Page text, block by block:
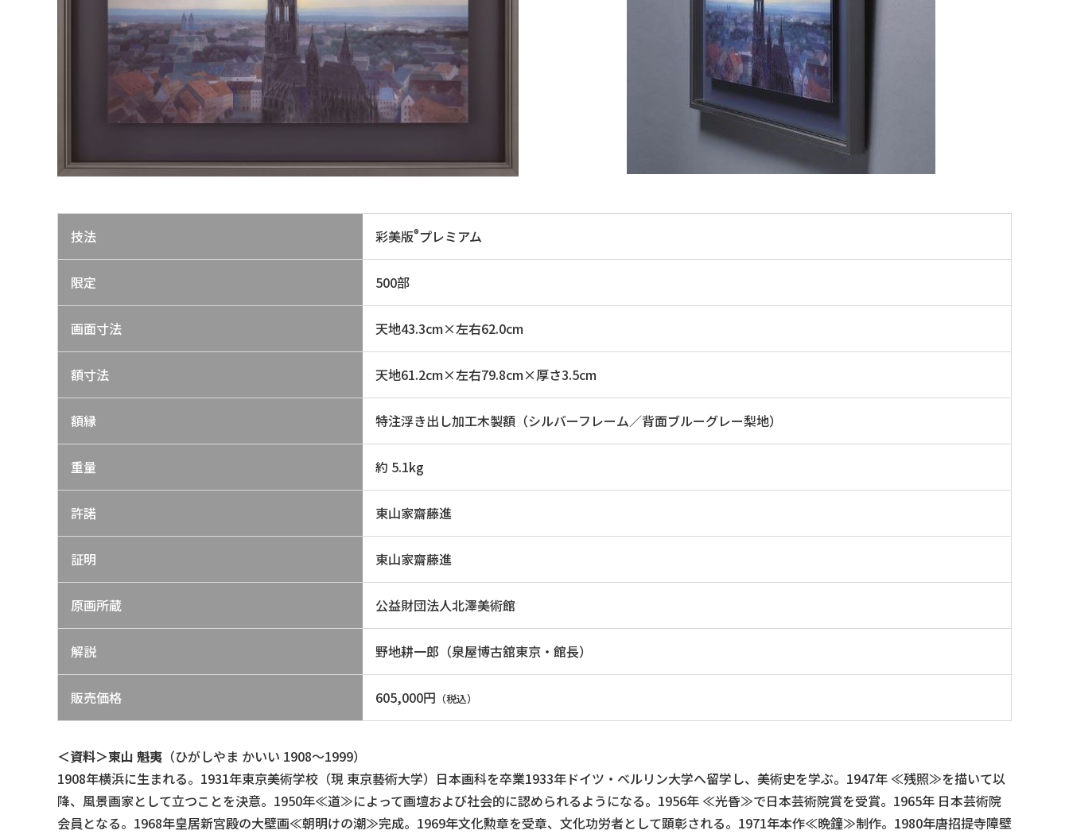
技法 彩美版®プレミアム
限定 500部
画面寸法 天地43.3cm×左右62.0cm
額寸法 天地61.2cm×左右79.8cm×厚さ3.5cm
額縁 特注浮き出し加工木製額（シルバーフレーム／背面ブルーグレー梨地）
重量 約 5.1kg
許諾 東山家齋藤進
証明 東山家齋藤進
原画所蔵 公益財団法人北澤美術館
解説 野地耕一郎（泉屋博古舘東京・館長）
販売価格 605,000円 （税込）
＜資料＞東山 魁夷 （ひがしやま かいい 1908～1999）
1908年横浜に生まれる。1931年東京美術学校（現 東京藝術大学）日本画科を卒業1933年ドイツ・ベルリン大学へ留学し、美術史を学ぶ。1947年 ≪残照≫を描いて以
降、風景画家として立つことを決意。1950年≪道≫によって画壇および社会的に認められるようになる。1956年 ≪光昏≫で日本芸術院賞を受賞。1965年 日本芸術院
会員となる。1968年皇居新宮殿の大壁画≪朝明けの潮≫完成。1969年文化勲章を受章、文化功労者として顕彰される。1971年本作≪晩鐘≫制作。1980年唐招提寺障壁